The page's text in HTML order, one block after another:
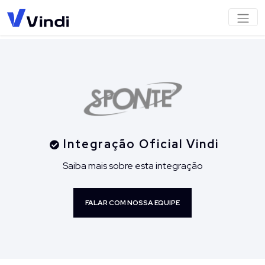
Integração Oficial Vindi
Saiba mais sobre esta integração
FALAR COM NOSSA EQUIPE